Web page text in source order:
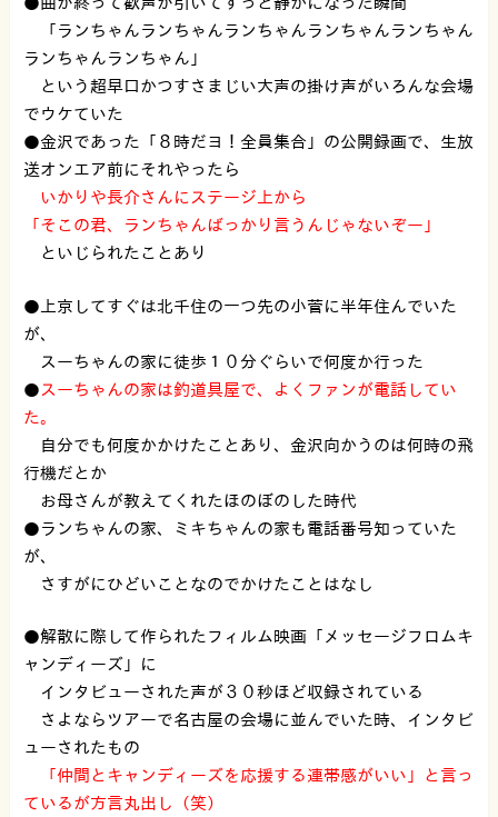
「ランちゃんランちゃんランちゃんランちゃんランちゃん
ランちゃんランちゃん」
という超早口かつすさまじい大声の掛け声がいろんな会場
でウケていた
●金沢であった「８時だヨ！全員集合」の公開録画で、生放
送オンエア前にそれやったら
いかりや長介さんにステージ上から
「そこの君、ランちゃんばっかり言うんじゃないぞー」
といじられたことあり
●上京してすぐは北千住の一つ先の小菅に半年住んでいた
が、
スーちゃんの家に徒歩１０分ぐらいで何度か行った
● スーちゃんの家は釣道具屋で、よくファンが電話してい
た。
自分でも何度かかけたことあり、金沢向かうのは何時の飛
行機だとか
お母さんが教えてくれたほのぼのした時代
●ランちゃんの家、ミキちゃんの家も電話番号知っていた
が、
さすがにひどいことなのでかけたことはなし
●解散に際して作られたフィルム映画「メッセージフロムキ
ャンディーズ」に
インタビューされた声が３０秒ほど収録されている
さよならツアーで名古屋の会場に並んでいた時、インタビ
ューされたもの
「仲間とキャンディーズを応援する連帯感がいい」と言っ
ているが方言丸出し（笑）